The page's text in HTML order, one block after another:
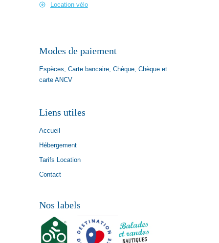
Location vélo
Modes de paiement
Espèces, Carte bancaire, Chèque, Chèque et
carte ANCV
Liens utiles
Accueil
Hébergement
Tarifs Location
Contact
Nos labels